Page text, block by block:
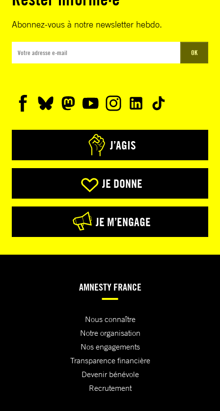
Abonnez-vous à notre newsletter hebdo.
OK
J’AGIS
JE DONNE
JE M’ENGAGE
AMNESTY FRANCE
Nous connaître
Notre organisation
Nos engagements
Transparence financière
Devenir bénévole
Recrutement